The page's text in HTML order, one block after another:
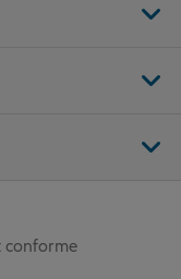
conforme